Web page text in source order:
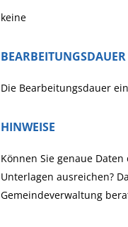
keine
BEARBEITUNGSDAUER
Die Bearbeitungsdauer
HINWEISE
Können Sie genaue
Unterlagen ausreichen?
Gemeindeverwaltung